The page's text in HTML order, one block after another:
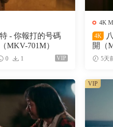
- 你報打的号碼
MKV-701M）
0 1 VIP
4K
4K
開（
5天
VIP